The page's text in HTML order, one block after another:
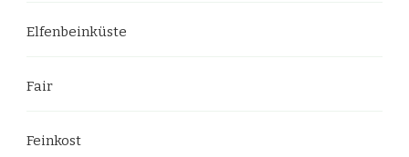
Elfenbeinküste
Fair
Feinkost